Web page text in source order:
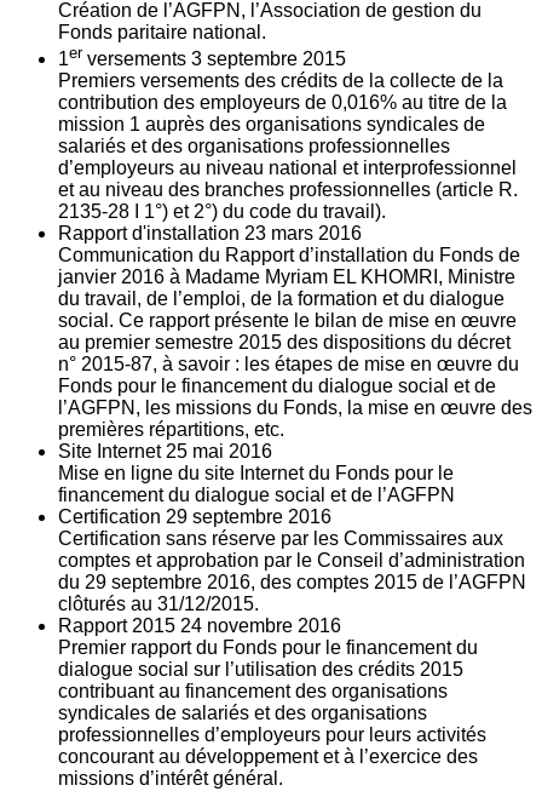
Création de l’AGFPN, l’Association de gestion du
Fonds paritaire national.
1er versements 3 septembre 2015
Premiers versements des crédits de la collecte de la
contribution des employeurs de 0,016% au titre de la
mission 1 auprès des organisations syndicales de
salariés et des organisations professionnelles
d’employeurs au niveau national et interprofessionnel
et au niveau des branches professionnelles (article R.
2135‐28 I 1°) et 2°) du code du travail).
Rapport d'installation 23 mars 2016
Communication du Rapport d’installation du Fonds de
janvier 2016 à Madame Myriam EL KHOMRI, Ministre
du travail, de l’emploi, de la formation et du dialogue
social. Ce rapport présente le bilan de mise en œuvre
au premier semestre 2015 des dispositions du décret
n° 2015-87, à savoir : les étapes de mise en œuvre du
Fonds pour le financement du dialogue social et de
l’AGFPN, les missions du Fonds, la mise en œuvre des
premières répartitions, etc.
Site Internet 25 mai 2016
Mise en ligne du site Internet du Fonds pour le
financement du dialogue social et de l’AGFPN
Certification 29 septembre 2016
Certification sans réserve par les Commissaires aux
comptes et approbation par le Conseil d’administration
du 29 septembre 2016, des comptes 2015 de l’AGFPN
clôturés au 31/12/2015.
Rapport 2015 24 novembre 2016
Premier rapport du Fonds pour le financement du
dialogue social sur l’utilisation des crédits 2015
contribuant au financement des organisations
syndicales de salariés et des organisations
professionnelles d’employeurs pour leurs activités
concourant au développement et à l’exercice des
missions d’intérêt général.